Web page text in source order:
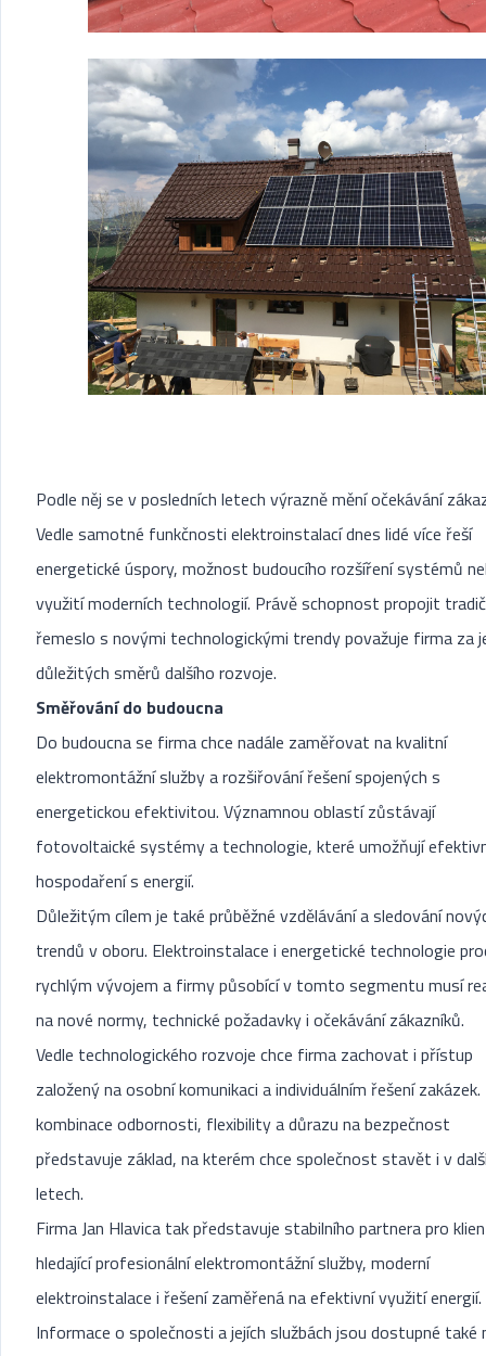
Podle něj se v posledních letech výrazně mění očekávání
Vedle samotné funkčnosti elektroinstalací dnes lidé více řeší
energetické úspory, možnost budoucího rozšíření systémů
využití moderních technologií. Právě schopnost propojit
řemeslo s novými technologickými trendy považuje firma za
důležitých směrů dalšího rozvoje.
Směřování do budoucna
Do budoucna se firma chce nadále zaměřovat na kvalitní
elektromontážní služby a rozšiřování řešení spojených s
energetickou efektivitou. Významnou oblastí zůstávají
fotovoltaické systémy a technologie, které umožňují
hospodaření s energií.
Důležitým cílem je také průběžné vzdělávání a sledování
trendů v oboru. Elektroinstalace i energetické technologie
rychlým vývojem a firmy působící v tomto segmentu musí
na nové normy, technické požadavky i očekávání zákazníků.
Vedle technologického rozvoje chce firma zachovat i přístup
založený na osobní komunikaci a individuálním řešení
kombinace odbornosti, flexibility a důrazu na bezpečnost
představuje základ, na kterém chce společnost stavět i v
letech.
Firma Jan Hlavica tak představuje stabilního partnera pro
hledající profesionální elektromontážní služby, moderní
elektroinstalace i řešení zaměřená na efektivní využití energií.
Informace o společnosti a jejích službách jsou dostupné také